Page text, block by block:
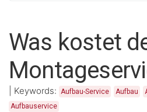
Was kostet
Keywords: Aufbau-Service Aufbau
Aufbauservice